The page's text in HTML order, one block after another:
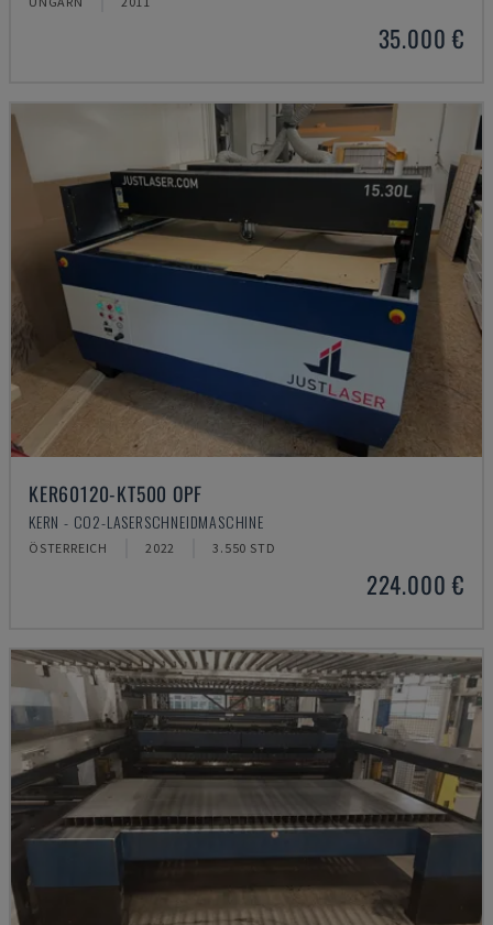
35.000 €
KER60120-KT500 OPF
KERN - CO2-LASERSCHNEIDMASCHINE
ÖSTERREICH 2022 3.550 STD
224.000 €